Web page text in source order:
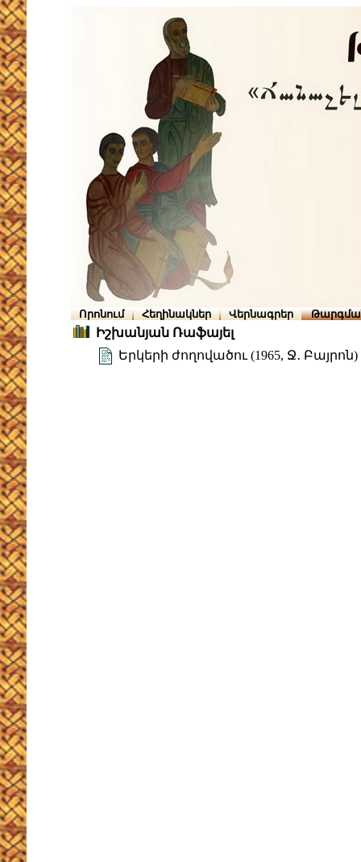
Որոնում Հեղինակներ Վերնագրեր
Իշխանյան Ռաֆայել
Երկերի ժողովածու (1965, Ջ․ Բայրոն)